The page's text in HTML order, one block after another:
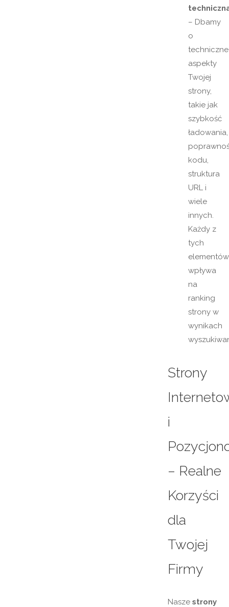
– Dbamy
o
techniczne
aspekty
Twojej
strony,
takie jak
szybkość
ładowania,
kodu,
struktura
URL i
wiele
innych.
Każdy z
tych
elementów
wpływa
na
ranking
strony w
wynikach
Strony
i
– Realne
Korzyści
dla
Twojej
Firmy
Nasze strony